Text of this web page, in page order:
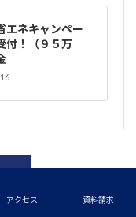
エネキャンペー
付！（９５万
アクセス 資料請求